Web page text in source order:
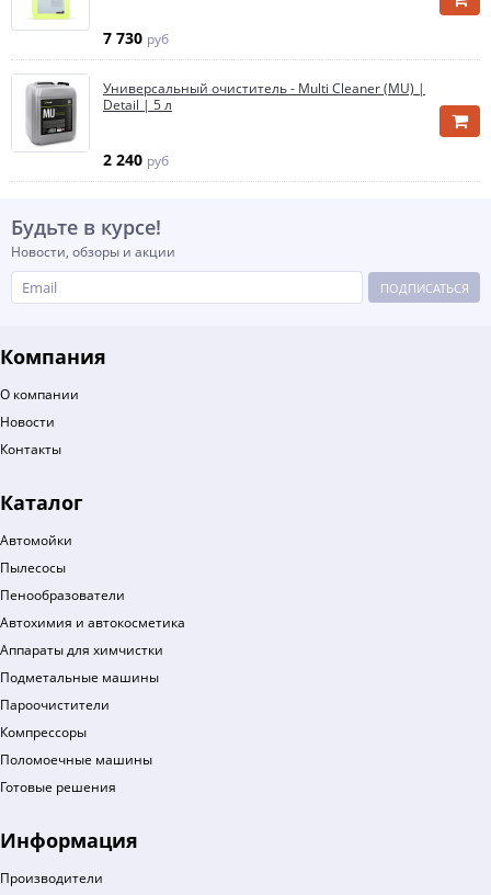
7 730 руб
Универсальный очиститель - Multi Cleaner (MU) |
Detail | 5 л
2 240 руб
Будьте в курсе!
Новости, обзоры и акции
ПОДПИСАТЬСЯ
Компания
О компании
Новости
Контакты
Каталог
Автомойки
Пылесосы
Пенообразователи
Автохимия и автокосметика
Аппараты для химчистки
Подметальные машины
Пароочистители
Компрессоры
Поломоечные машины
Готовые решения
Информация
Производители